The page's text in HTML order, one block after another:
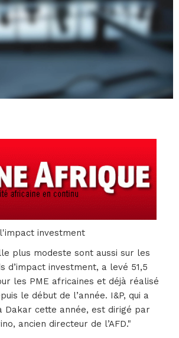
investment
plus modeste sont aussi sur les
d’impact investment, a levé 51,5
les PME africaines et déjà réalisé
le début de l’année. I&P, qui a
Dakar cette année, est dirigé par
ancien directeur de l’AFD."